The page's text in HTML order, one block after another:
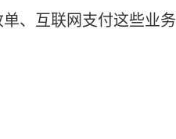
、互联网支付这些业务